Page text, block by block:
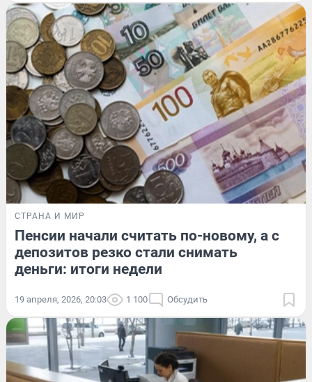
СТРАНА И МИР
Пенсии начали считать по-новому, а с
депозитов резко стали снимать
деньги: итоги недели
19 апреля, 2026, 20:03 1 100 Обсудить